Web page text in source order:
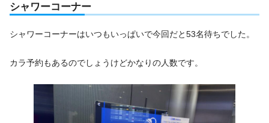
シャワーコーナー
シャワーコーナーはいつもいっぱいで今回だと53名待ちでした。
カラ予約もあるのでしょうけどかなりの人数です。